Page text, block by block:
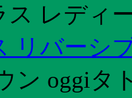
ス レディ
リバーシ
ン oggiタ